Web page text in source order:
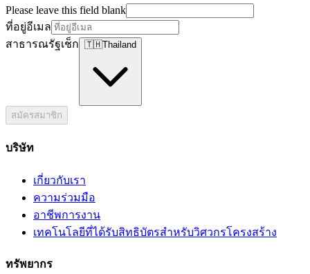
Please leave this field blank
ที่อยู่อีเมล
สาธารณรัฐเช็ก 🇹🇭Thailand
สมัครสมาชิก
บริษัท
เกี่ยวกับเรา
ความร่วมมือ
อาชีพการงาน
เทคโนโลยีที่ได้รับสิทธิบัตรสำหรับวิศวกรโครงสร้าง
ทรัพยากร